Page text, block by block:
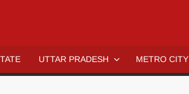
UTTAR PRADESH METRO CITY